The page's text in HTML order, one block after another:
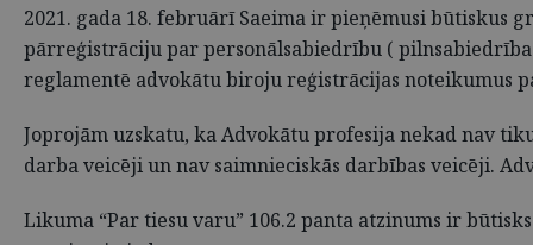
2021. gada 18. februārī Saeima ir pieņēmusi būtiskus
pārreģistrāciju par personālsabiedrību (
reglamentē advokātu biroju reģistrācijas noteikumus
Joprojām uzskatu, ka Advokātu profesija nekad nav
darba veicēji un nav saimnieciskās darbības veicēji.
Likuma “Par tiesu varu” 106.2 panta atzinums ir